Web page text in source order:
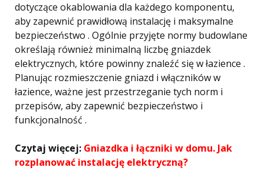
dotyczące okablowania dla każdego komponentu,
aby zapewnić prawidłową instalację i maksymalne
bezpieczeństwo . Ogólnie przyjęte normy budowlane
określają również minimalną liczbę gniazdek
elektrycznych, które powinny znaleźć się w łazience .
Planując rozmieszczenie gniazd i włączników w
łazience, ważne jest przestrzeganie tych norm i
przepisów, aby zapewnić bezpieczeństwo i
funkcjonalność .
Czytaj więcej: Gniazdka i łączniki w domu. Jak
rozplanować instalację elektryczną?